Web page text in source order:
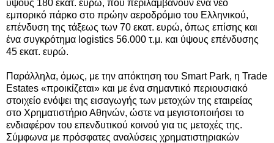
ύψους 180 εκατ. ευρώ, που περιλαμβάνουν ένα νέο
εμπορικό πάρκο στο πρώην αεροδρόμιο του Ελληνικού,
επένδυση της τάξεως των 70 εκατ. ευρώ, όπως επίσης και
ένα συγκρότημα logistics 56.000 τ.μ. και ύψους επένδυσης
45 εκατ. ευρώ.
Παράλληλα, όμως, με την απόκτηση του Smart Park, η Trade
Estates «προικίζεται» και με ένα σημαντικό περιουσιακό
στοιχείο ενόψει της εισαγωγής των μετοχών της εταιρείας
στο Χρηματιστήριο Αθηνών, ώστε να μεγιστοποιήσει το
ενδιαφέρον του επενδυτικού κοινού για τις μετοχές της.
Σύμφωνα με πρόσφατες αναλύσεις χρηματιστηριακών